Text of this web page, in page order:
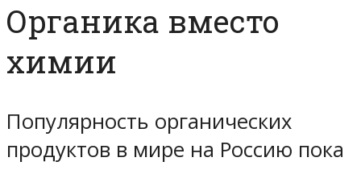
Органика вместо
химии
Популярность органических
продуктов в мире на Россию пока